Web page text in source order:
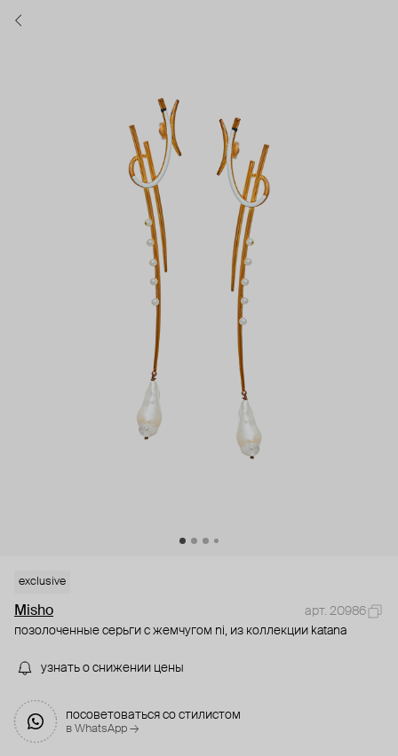
exclusive
Misho
арт. 20986
позолоченные серьги с жемчугом ni, из коллекции katana
узнать о снижении цены
посоветоваться со стилистом
в WhatsApp →